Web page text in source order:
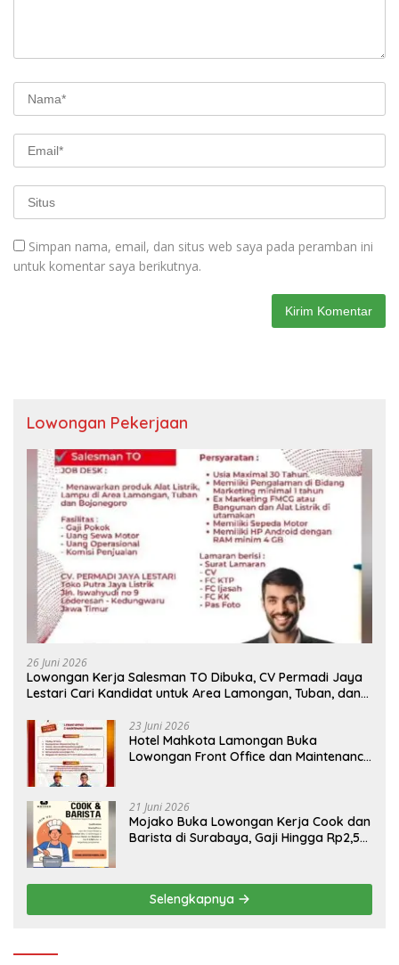
Simpan nama, email, dan situs web saya pada peramban ini
untuk komentar saya berikutnya.
Lowongan Pekerjaan
26 Juni 2026
Lowongan Kerja Salesman TO Dibuka, CV Permadi Jaya
Lestari Cari Kandidat untuk Area Lamongan, Tuban, dan
23 Juni 2026
Hotel Mahkota Lamongan Buka
Lowongan Front Office dan Maintenance
21 Juni 2026
Mojako Buka Lowongan Kerja Cook dan
Barista di Surabaya, Gaji Hingga Rp2,5
Selengkapnya